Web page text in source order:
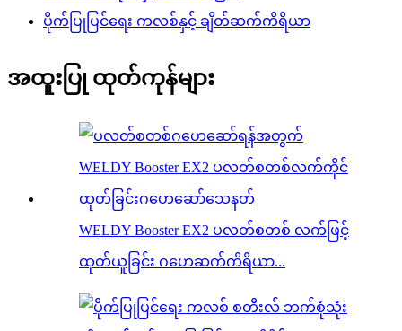
ပိုက်ပြုပြင်ရေး ကလစ်နှင့် ချိတ်ဆက်ကိရိယာ
အထူးပြု ထုတ်ကုန်များ
WELDY Booster EX2 ပလတ်စတစ် လက်ဖြင့်
ထုတ်ယူခြင်း ဂဟေဆက်ကိရိယာ...